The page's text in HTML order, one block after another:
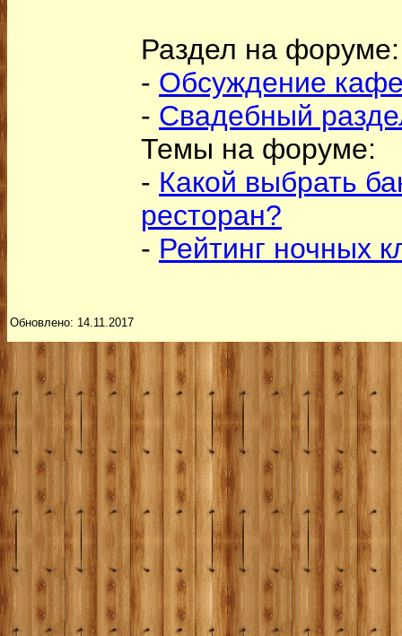
Раздел на форуме:
- Обсуждение
- Свадебный
Темы на форуме:
- Какой выбрать
ресторан?
- Рейтинг ночных
Обновлено: 14.11.2017